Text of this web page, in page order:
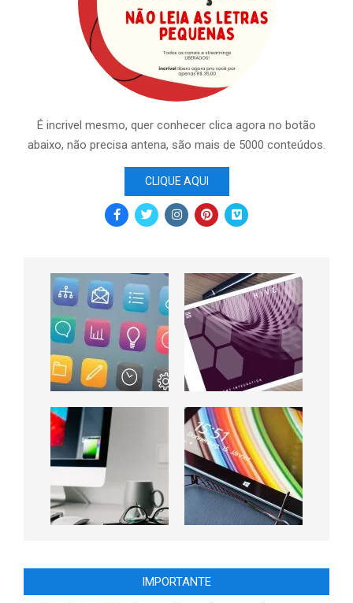
É incrivel mesmo, quer conhecer clica agora no botão
abaixo, não precisa antena, são mais de 5000 conteúdos.
CLIQUE AQUI
IMPORTANTE